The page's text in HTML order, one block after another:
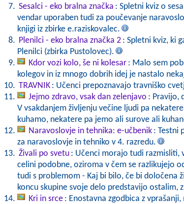
Sesalci - eko bralna značka : Spletni kviz o
vendar uporaben tudi za poučevanje
knjigi iz zbirke e.raziskovalec.
Plenilci - eko bralna značka 2 : Spletni kviz, ki
Plenilci (zbirka Pustolovec).
Kdor vozi kolo, še ni kolesar : Malo sem
kolegov in iz mnogo dobrih idej je nastalo
TRAVNIK : Učenci prepoznavajo travniško
Jejmo zdravo, vsak dan zelenjavo : Pravijo,
V vsakdanjem življenju večine ljudi pa
kuhamo, nekatere pa jemo ali surove ali
Naravoslovje in tehnika: e-učbenik : Testni
za naravoslovje in tehniko v 4. razredu.
Živali po svetu : Učenci morajo tudi razmisliti,
celini podobne, oziroma v čem se razlikujejo
tudi s problemom - Kaj bi bilo, če bi določena
koncu skupine svoje delo predstavijo ostalim,
Kri in srce : Enostavna zgodbica z